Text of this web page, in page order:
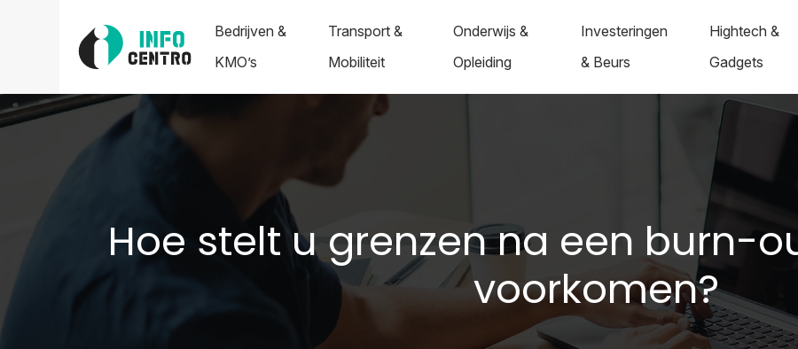
Bedrijven &
KMO’s
Transport &
Mobiliteit
Onderwijs &
Opleiding
Investeringen
& Beurs
Hightech &
Gadgets
Hoe stelt u grenzen na een burn-
voorkomen?